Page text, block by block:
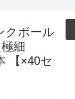
クボール
細
【×40セ